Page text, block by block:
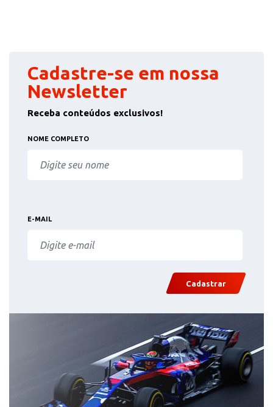
Cadastre-se em nossa
Newsletter
Receba conteúdos exclusivos!
NOME COMPLETO
E-MAIL
Cadastrar